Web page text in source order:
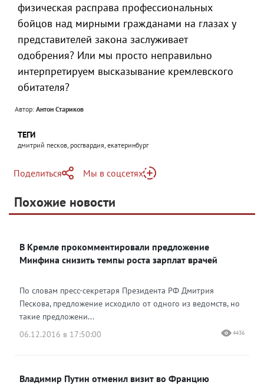
физическая расправа профессиональных
бойцов над мирными гражданами на глазах у
представителей закона заслуживает
одобрения? Или мы просто неправильно
интерпретируем высказывание кремлевского
обитателя?
Автор: Антон Стариков
ТЕГИ
дмитрий песков, росгвардия, екатеринбург
Поделиться
Telegram
Одноклассники
Мы в соцсетях
Яндекс Дзен
Похожие новости
В Кремле прокомментировали предложение
Минфина снизить темпы роста зарплат врачей
По словам пресс-секретаря Президента РФ Дмитрия
Пескова, предложение исходило от одного из ведомств, но
такие предложени...
06.12.2016 в 17:50:00
4436
Владимир Путин отменил визит во Францию